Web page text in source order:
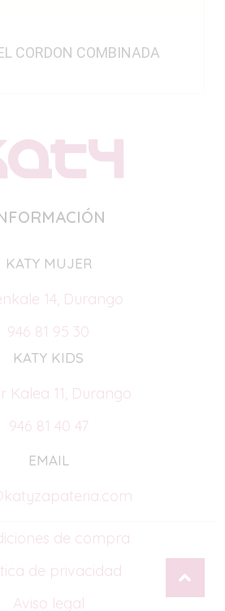
CORDON COMBINADA
KATY MUJER
14, Durango
946 81 95 30
KATY KIDS
Kalea 11, Durango
946 81 40 47
EMAIL
de compra
de privacidad
Aviso legal